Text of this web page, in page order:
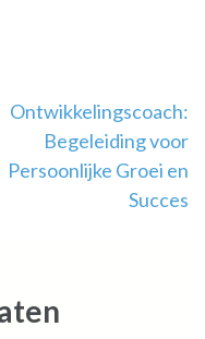
Ontwikkelingscoach:
Begeleiding voor
Persoonlijke Groei en
Succes